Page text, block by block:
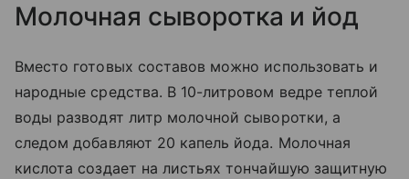
Молочная сыворотка и йод
Вместо готовых составов можно использовать и
народные средства. В 10-литровом ведре теплой
воды разводят литр молочной сыворотки, а
следом добавляют 20 капель йода. Молочная
кислота создает на листьях тончайшую защитную